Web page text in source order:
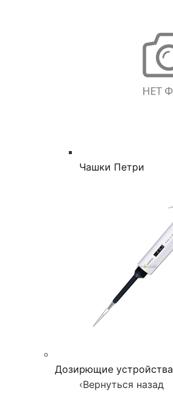
Чашки Петри
Дозирющие устройства
‹Вернуться назад